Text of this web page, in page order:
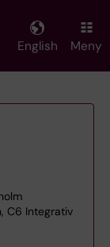
English Meny
C6 Integrativ